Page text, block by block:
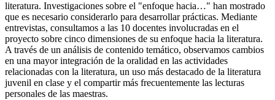
literatura. Investigaciones sobre el "enfoque hacia…" han mostrado
que es necesario considerarlo para desarrollar prácticas. Mediante
entrevistas, consultamos a las 10 docentes involucradas en el
proyecto sobre cinco dimensiones de su enfoque hacia la literatura.
A través de un análisis de contenido temático, observamos cambios
en una mayor integración de la oralidad en las actividades
relacionadas con la literatura, un uso más destacado de la literatura
juvenil en clase y el compartir más frecuentemente las lecturas
personales de las maestras.